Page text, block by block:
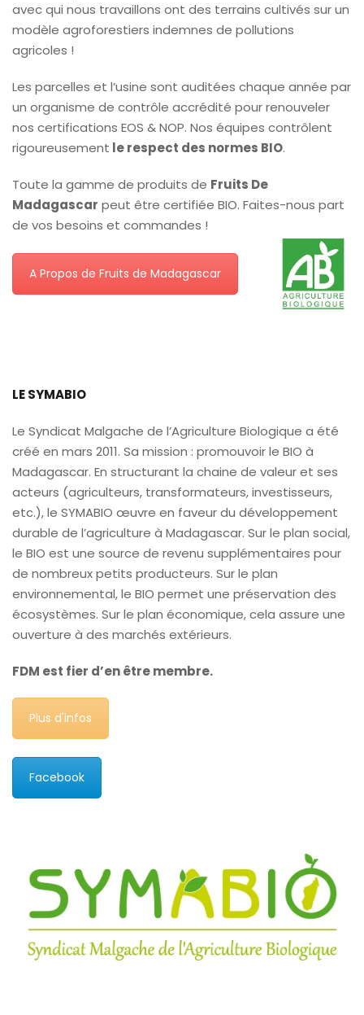
avec qui nous travaillons ont des terrains cultivés sur un
modèle agroforestiers indemnes de pollutions
agricoles !
Les parcelles et l’usine sont auditées chaque année par
un organisme de contrôle accrédité pour renouveler
nos certifications EOS & NOP. Nos équipes contrôlent
rigoureusement le respect des normes BIO.
Toute la gamme de produits de Fruits De
Madagascar peut être certifiée BIO. Faites-nous part
de vos besoins et commandes !
A Propos de Fruits de Madagascar
LE SYMABIO
Le Syndicat Malgache de l’Agriculture Biologique a été
créé en mars 2011. Sa mission : promouvoir le BIO à
Madagascar. En structurant la chaine de valeur et ses
acteurs (agriculteurs, transformateurs, investisseurs,
etc.), le SYMABIO œuvre en faveur du développement
durable de l’agriculture à Madagascar. Sur le plan social,
le BIO est une source de revenu supplémentaires pour
de nombreux petits producteurs. Sur le plan
environnemental, le BIO permet une préservation des
écosystèmes. Sur le plan économique, cela assure une
ouverture à des marchés extérieurs.
FDM est fier d’en être membre.
Plus d'infos
Facebook